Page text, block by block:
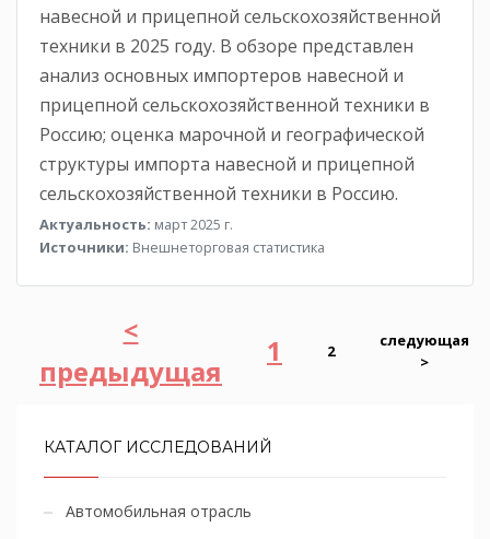
навесной и прицепной сельскохозяйственной
техники в 2025 году. В обзоре представлен
анализ основных импортеров навесной и
прицепной сельскохозяйственной техники в
Россию; оценка марочной и географической
структуры импорта навесной и прицепной
сельскохозяйственной техники в Россию.
Актуальность: март 2025 г.
Источники: Внешнеторговая статистика
<
предыдущая
1 2
следующая
>
КАТАЛОГ ИССЛЕДОВАНИЙ
Автомобильная отрасль